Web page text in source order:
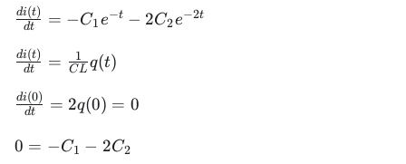
C_1
+
C_2
\frac{di(t)}
{dt} = -
C_1e^{-t} -
2C_2e^{-2t}
dt
di(t) = −C1e−t − 2C2e−2t
\frac{di(t)}
{dt} =
\frac{1}
{CL}q(t)
dt
di(t) = CL
1 q(t)
\frac{di(0)}
{dt} =
2q(0) = 0
dt
di(0) = 2q(0) = 0
0 = -
0 = −C1 − 2C2